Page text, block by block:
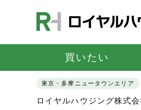
買いたい
東京・多摩ニュータウンエリア
ロイヤルハウジング株式会